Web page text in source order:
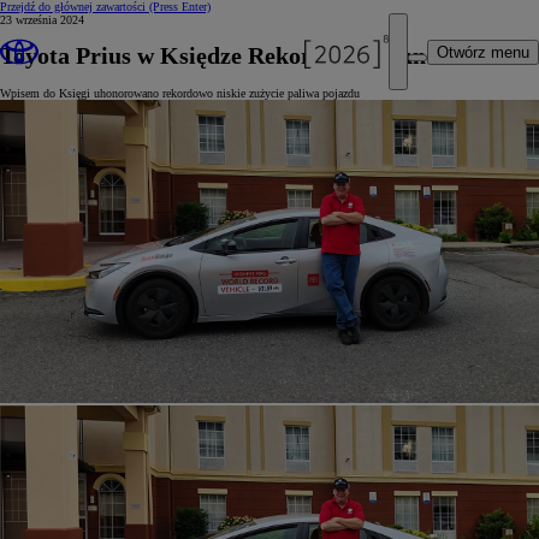
Przejdź do głównej zawartości (Press Enter)
Otwórz menu
23 września 2024
Toyota Prius w Księdze Rekordów Guinnessa
Wpisem do Księgi uhonorowano rekordowo niskie zużycie paliwa pojazdu